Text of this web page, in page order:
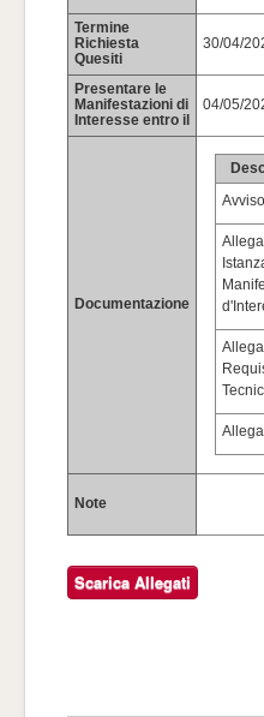
Termine
Richiesta
Quesiti
30/04/
Presentare le
Manifestazioni di
Interesse entro il
04/05/
Documentazione
Avviso
Note